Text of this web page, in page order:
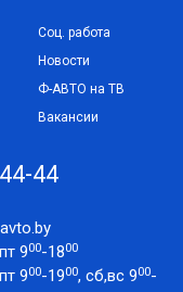
Соц. работа
Новости
Ф-АВТО на ТВ
Вакансии
44
900-1800
900-1900, сб,вс 900-